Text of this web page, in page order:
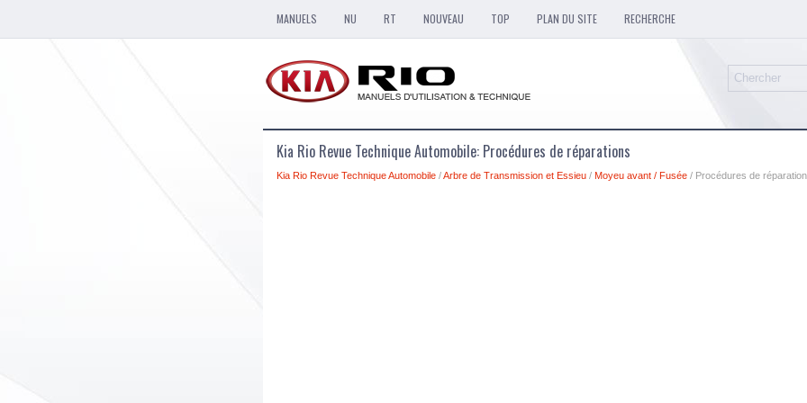
MANUELS NU RT NOUVEAU TOP PLAN DU SITE RECHERCHE
Kia Rio Revue Technique Automobile: Procédures de réparations
Kia Rio Revue Technique Automobile /Arbre de Transmission et Essieu / Moyeu avant / Fusée / Procédures de